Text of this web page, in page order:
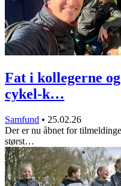
Fat i kollegerne
cykel-k…
Samfund • 25.02.26
Der er nu åbnet for
størst…